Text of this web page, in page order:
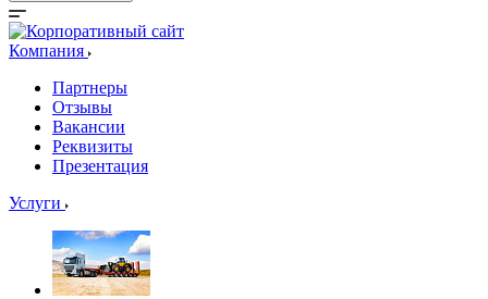
Компания
Партнеры
Отзывы
Вакансии
Реквизиты
Презентация
Услуги